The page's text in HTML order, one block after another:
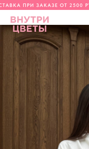
ПРИ ЗАКАЗЕ ОТ 2500